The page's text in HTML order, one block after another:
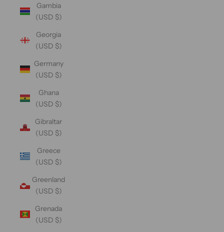
Gambia
(USD $)
Georgia
(USD $)
Germany
(USD $)
Ghana
(USD $)
Gibraltar
(USD $)
Greece
(USD $)
Greenland
(USD $)
Grenada
(USD $)